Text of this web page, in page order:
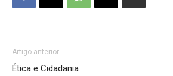
Artigo anterior
Ética e Cidadania